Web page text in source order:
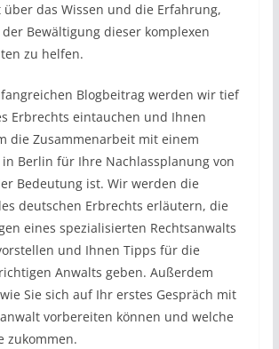
das Wissen und die Erfahrung,
Bewältigung dieser komplexen
zu helfen.
Blogbeitrag werden wir tief
Erbrechts eintauchen und Ihnen
die Zusammenarbeit mit einem
in Berlin für Ihre Nachlassplanung von
Bedeutung ist. Wir werden die
deutschen Erbrechts erläutern, die
eines spezialisierten Rechtsanwalts
und Ihnen Tipps für die
Anwalts geben. Außerdem
Sie sich auf Ihr erstes Gespräch mit
vorbereiten können und welche
zukommen.